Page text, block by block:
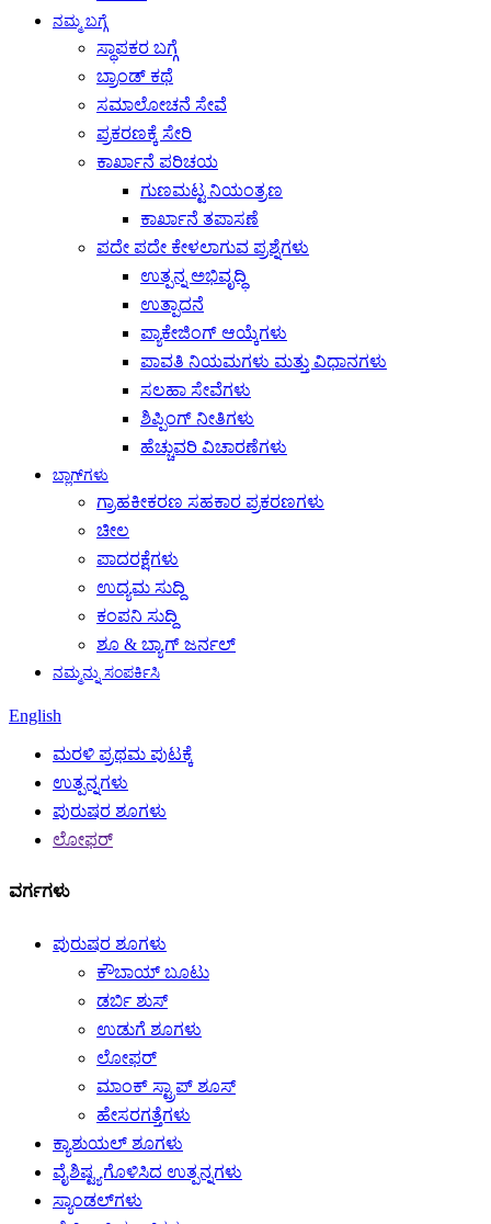
ನಮ್ಮ ಬಗ್ಗೆ
ಸ್ಥಾಪಕರ ಬಗ್ಗೆ
ಬ್ರಾಂಡ್ ಕಥೆ
ಸಮಾಲೋಚನೆ ಸೇವೆ
ಪ್ರಕರಣಕ್ಕೆ ಸೇರಿ
ಕಾರ್ಖಾನೆ ಪರಿಚಯ
ಗುಣಮಟ್ಟ ನಿಯಂತ್ರಣ
ಕಾರ್ಖಾನೆ ತಪಾಸಣೆ
ಪದೇ ಪದೇ ಕೇಳಲಾಗುವ ಪ್ರಶ್ನೆಗಳು
ಉತ್ಪನ್ನ ಅಭಿವೃದ್ಧಿ
ಉತ್ಪಾದನೆ
ಪ್ಯಾಕೇಜಿಂಗ್ ಆಯ್ಕೆಗಳು
ಪಾವತಿ ನಿಯಮಗಳು ಮತ್ತು ವಿಧಾನಗಳು
ಸಲಹಾ ಸೇವೆಗಳು
ಶಿಪ್ಪಿಂಗ್ ನೀತಿಗಳು
ಹೆಚ್ಚುವರಿ ವಿಚಾರಣೆಗಳು
ಬ್ಲಾಗ್‌ಗಳು
ಗ್ರಾಹಕೀಕರಣ ಸಹಕಾರ ಪ್ರಕರಣಗಳು
ಚೀಲ
ಪಾದರಕ್ಷೆಗಳು
ಉದ್ಯಮ ಸುದ್ದಿ
ಕಂಪನಿ ಸುದ್ದಿ
ಶೂ & ಬ್ಯಾಗ್ ಜರ್ನಲ್
ನಮ್ಮನ್ನು ಸಂಪರ್ಕಿಸಿ
English
ಮರಳಿ ಪ್ರಥಮ ಪುಟಕ್ಕೆ
ಉತ್ಪನ್ನಗಳು
ಪುರುಷರ ಶೂಗಳು
ಲೋಫರ್
ವರ್ಗಗಳು
ಪುರುಷರ ಶೂಗಳು
ಕೌಬಾಯ್ ಬೂಟು
ಡರ್ಬಿ ಶುಸ್
ಉಡುಗೆ ಶೂಗಳು
ಲೋಫರ್
ಮಾಂಕ್ ಸ್ಟ್ರಾಪ್ ಶೂಸ್
ಹೇಸರಗತ್ತೆಗಳು
ಕ್ಯಾಶುಯಲ್ ಶೂಗಳು
ವೈಶಿಷ್ಟ್ಯಗೊಳಿಸಿದ ಉತ್ಪನ್ನಗಳು
ಸ್ಯಾಂಡಲ್‌ಗಳು